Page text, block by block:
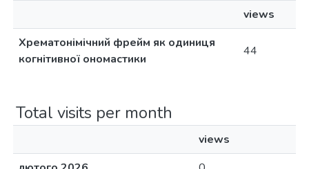
views
Хрематонімічний фрейм як одиниця
когнітивної ономастики
44
Total visits per month
views